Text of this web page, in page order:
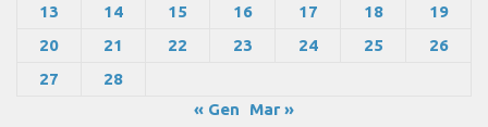
13
14 15 16 17 18
19
20
21 22 23 24 25
26
27
28
« Gen
Mar »